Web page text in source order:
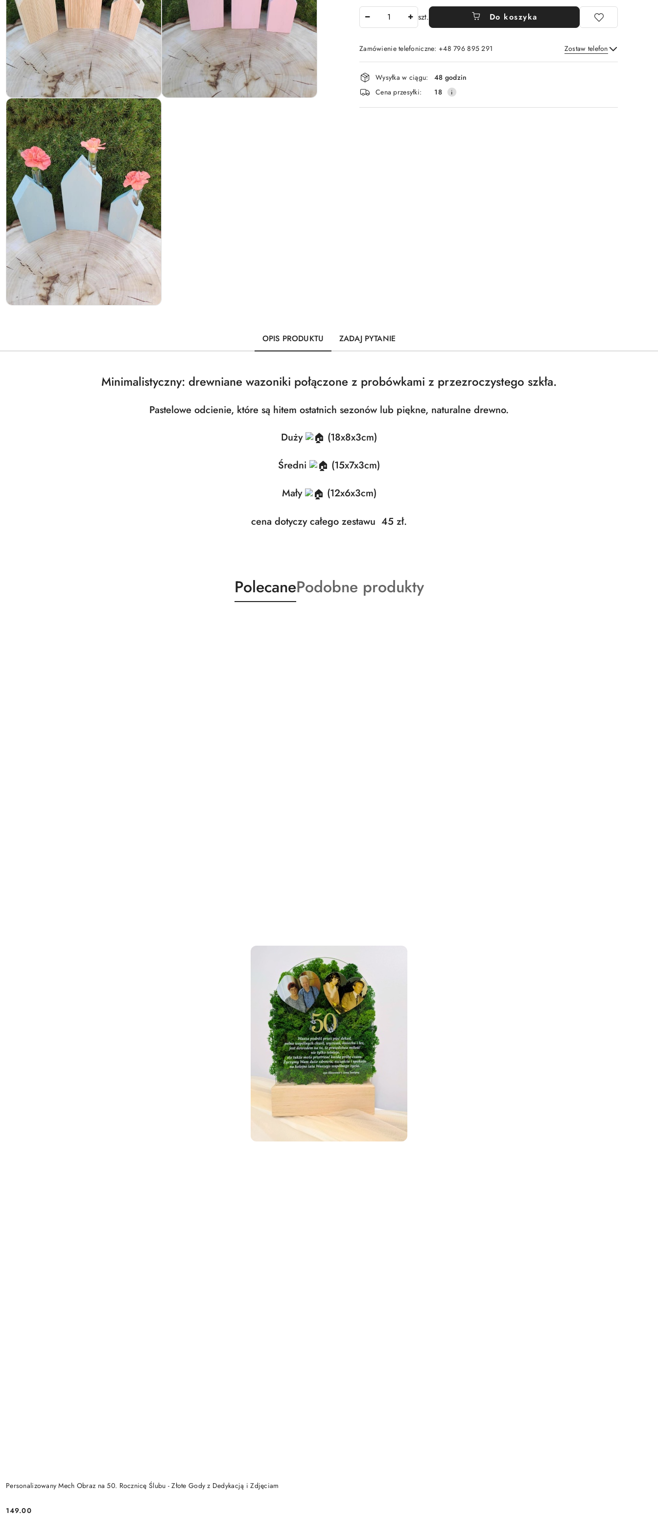
szt. Do koszyka
Zamówienie telefoniczne: +48 796 895 291 Zostaw telefon
Wyślij
Dostępność
i
dostawa
Wysyłka w ciągu:
48 godzin
Cena przesyłki:
18
OPIS PRODUKTU ZADAJ PYTANIE
Minimalistyczny: drewniane wazoniki połączone z probówkami z przezroczystego szkła.
Pastelowe odcienie, które są hitem ostatnich sezonów lub piękne, naturalne drewno.
Duży
(18x8x3cm)
Średni
(15x7x3cm)
Mały
(12x6x3cm)
cena dotyczy całego zestawu 45 zł.
Produkty
o
PolecaneProdukty
o
Podobne produkty
Personalizowany Mech Obraz na 50. Rocznicę Ślubu - Złote Gody z Dedykacją i Zdjęciam
Cena:
149.00